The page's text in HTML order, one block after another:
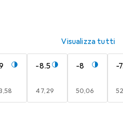
Visualizza tutti
-8.5
EUR
47,29
-8
EUR
50,06
-